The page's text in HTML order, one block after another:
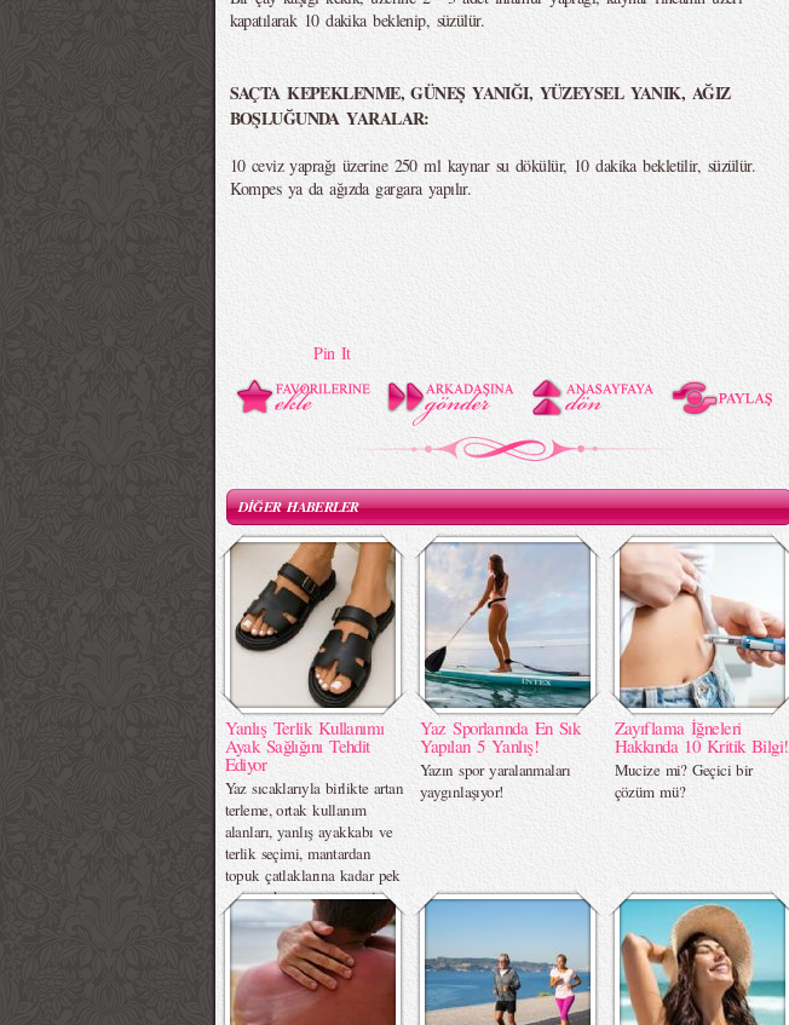
kapatılarak 10 dakika beklenip, süzülür.
SAÇTA KEPEKLENME, GÜNEŞ YANIĞI, YÜZEYSEL YANIK, AĞIZ
BOŞLUĞUNDA YARALAR:
10 ceviz yaprağı üzerine 250 ml kaynar su dökülür, 10 dakika bekletilir, süzülür.
Kompes ya da ağızda gargara yapılır.
Pin It
DİĞER HABERLER
Yanlış Terlik Kullanımı
Ayak Sağlığını Tehdit
Ediyor
Yaz sıcaklarıyla birlikte artan
terleme, ortak kullanım
alanları, yanlış ayakkabı ve
terlik seçimi, mantardan
topuk çatlaklarına kadar pek
çok ayak sorununa zemin
hazırlıyor.
Yaz Sporlarında En Sık
Yapılan 5 Yanlış!
Yazın spor yaralanmaları
yaygınlaşıyor!
Zayıflama İğneleri
Hakkında 10 Kritik Bilgi!
Mucize mi? Geçici bir
çözüm mü?